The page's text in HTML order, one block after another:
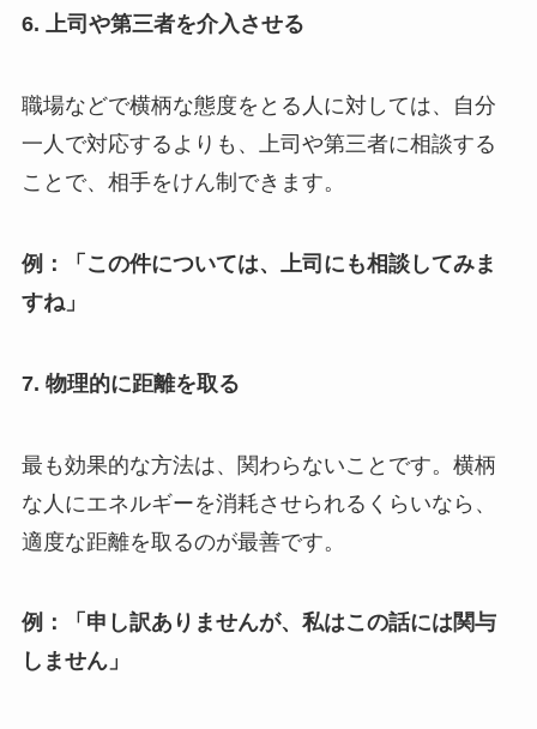
6. 上司や第三者を介入させる
職場などで横柄な態度をとる人に対しては、自分
一人で対応するよりも、上司や第三者に相談する
ことで、相手をけん制できます。
例：「この件については、上司にも相談してみま
すね」
7. 物理的に距離を取る
最も効果的な方法は、関わらないことです。横柄
な人にエネルギーを消耗させられるくらいなら、
適度な距離を取るのが最善です。
例：「申し訳ありませんが、私はこの話には関与
しません」